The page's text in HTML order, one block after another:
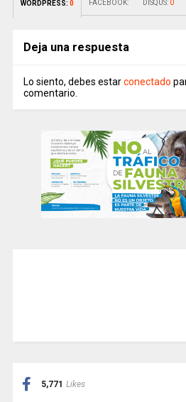
WORDPRESS: 0 FACEBOOK: DISQUS: 0
Deja una respuesta
Lo siento, debes estarconectado
comentario.
5,771 Likes